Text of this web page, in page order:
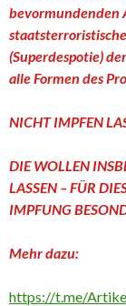
bevormundenden
(Superdespotie)
alle Formen des
NICHT IMPFEN
DIE WOLLEN
LASSEN – FÜR
IMPFUNG
Mehr dazu:
https://t.me/